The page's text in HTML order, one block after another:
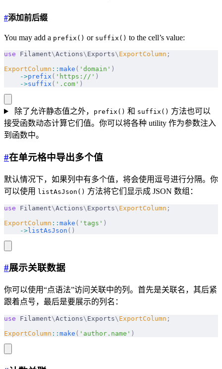
#添加前后缀
You may add a prefix() or suffix() to the cell’s value:
use Filament\Actions\ Exports\ ExportColumn ;
ExportColumn :: make ( 'domain' )
    ->
prefix ( 'https://' )
    ->
suffix ( '.com' )
除了允许静态值之外， prefix() 和 suffix() 方法也可以
接受函数动态计算它们值。你可以将各种 utility 作为参数注入
到函数中。
#在单元格中导出多个值
默认情况下，如果列中有多个值，将会使用逗号进行分隔。你
可以使用 listAsJson() 方法将它们显示成 JSON 数组：
use Filament\Actions\ Exports\ ExportColumn ;
ExportColumn :: make ( 'tags' )
    ->
listAsJson ()
#展示关联数据
你可以使用“点语法”访问关联中的列。首先是关联名，其后紧
跟着点号，最后是要展示的列名：
use Filament\Actions\ Exports\ ExportColumn ;
ExportColumn :: make ( 'author.name' )